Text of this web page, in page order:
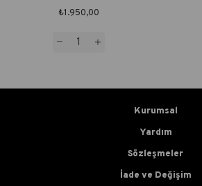
₺1.950,00
Kurumsal
Yardım
Sözleşmeler
İade ve Değişim